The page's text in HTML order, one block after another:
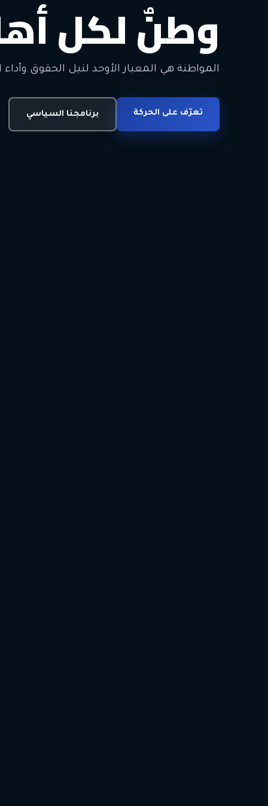
وطنٌ لكل
المواطنة هي المعيار الأوحد لنيل الحقوق وأداء
تعرّف على الحركة برنامجنا السياسي
معاً من أجل
الحرية • الوحدة • السلام • الديمقراطية
انضم للحركة اتصل بنا